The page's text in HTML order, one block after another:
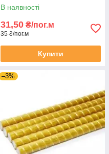
В наявності
31,50 ₴/пог.м
35 ₴/пог.м
Купити
–3%